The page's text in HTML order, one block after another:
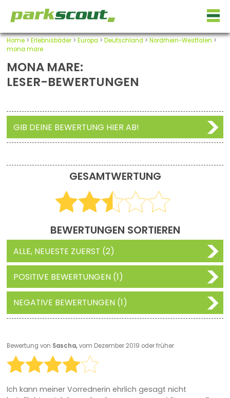
Home> Erlebnisbäder> Europa > Deutschland > Nordrhein-Westfalen >
mona mare
MONA MARE:
LESER-BEWERTUNGEN
GIB DEINE BEWERTUNG HIER AB!
GESAMTWERTUNG
BEWERTUNGEN SORTIEREN
ALLE, NEUESTE ZUERST (2)
POSITIVE BEWERTUNGEN (1)
NEGATIVE BEWERTUNGEN (1)
Bewertung von Sascha,vom Dezember 2019 oder früher
Ich kann meiner Vorrednerin ehrlich gesagt nicht